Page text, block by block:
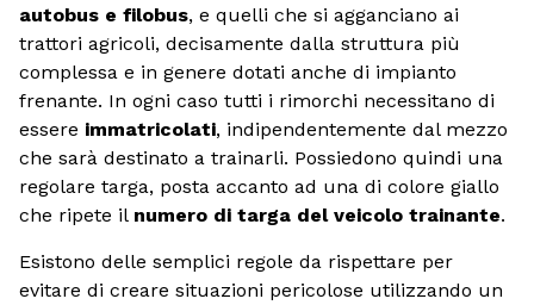
autobus e filobus, e quelli che si agganciano ai
trattori agricoli, decisamente dalla struttura più
complessa e in genere dotati anche di impianto
frenante. In ogni caso tutti i rimorchi necessitano di
essere immatricolati, indipendentemente dal mezzo
che sarà destinato a trainarli. Possiedono quindi una
regolare targa, posta accanto ad una di colore giallo
che ripete il numero di targa del veicolo trainante.
Esistono delle semplici regole da rispettare per
evitare di creare situazioni pericolose utilizzando un